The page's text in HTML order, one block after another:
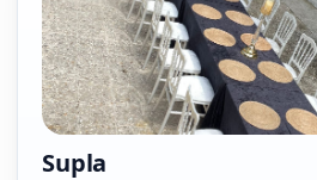
Supla